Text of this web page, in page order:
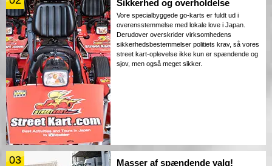
Sikkerhed og overholdelse
Vore specialbyggede go-karts er fuldt ud i
overensstemmelse med lokale love i Japan.
Derudover overskrider virksomhedens
sikkerhedsbestemmelser politiets krav, så vores
street kart-oplevelse ikke kun er spændende og
sjov, men også meget sikker.
03 Masser af spændende valg!